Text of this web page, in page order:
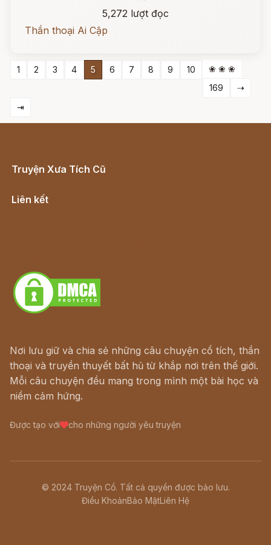
5,272 lượt đọc
Thần thoại Ai Cập
1 2 3 4 5 6 7 8 9 10
❀ ❀ ❀
169
⇢
⇥
Truyện Xưa Tích Cũ
Liên kết
Nơi lưu giữ và chia sẻ những câu chuyện cổ tích, thần
thoại và truyền thuyết bất hủ từ khắp nơi trên thế giới.
Mỗi câu chuyện đều mang trong mình một bài học và
niềm cảm hứng.
Được tạo với cho những người yêu truyện
© 2024 Truyện Cổ. Tất cả quyền được bảo lưu.
Điều KhoảnBảo MậtLiên Hệ